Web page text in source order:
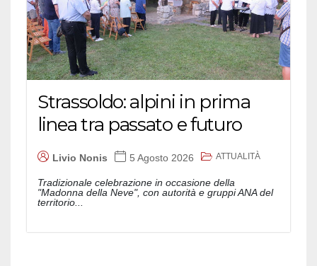
Strassoldo: alpini in prima
linea tra passato e futuro
Livio Nonis 5 Agosto 2026 ATTUALITÀ
Tradizionale celebrazione in occasione della
"Madonna della Neve", con autorità e gruppi ANA del
territorio...